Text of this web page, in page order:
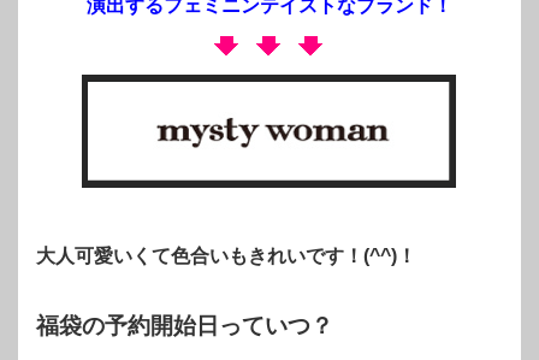
演出するフェミニンテイストなブランド！
大人可愛いくて色合いもきれいです！(^^)！
福袋の予約開始日っていつ？